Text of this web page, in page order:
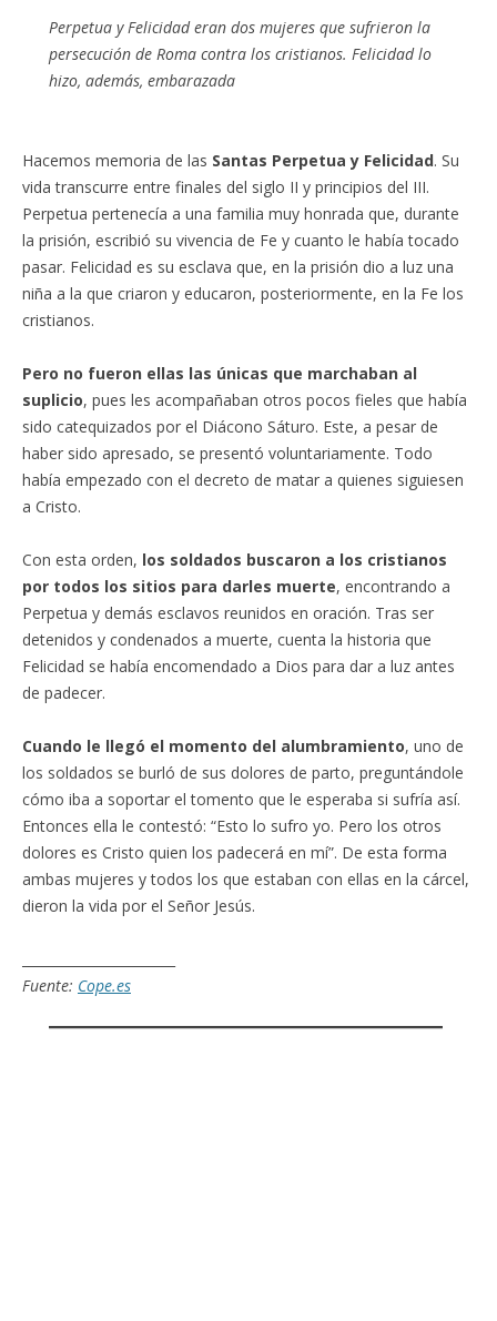
Perpetua y Felicidad eran dos mujeres que sufrieron la
persecución de Roma contra los cristianos. Felicidad lo
hizo, además, embarazada
Hacemos memoria de las Santas Perpetua y Felicidad. Su
vida transcurre entre finales del siglo II y principios del III.
Perpetua pertenecía a una familia muy honrada que, durante
la prisión, escribió su vivencia de Fe y cuanto le había tocado
pasar. Felicidad es su esclava que, en la prisión dio a luz una
niña a la que criaron y educaron, posteriormente, en la Fe los
cristianos.
Pero no fueron ellas las únicas que marchaban al
suplicio, pues les acompañaban otros pocos fieles que había
sido catequizados por el Diácono Sáturo. Este, a pesar de
haber sido apresado, se presentó voluntariamente. Todo
había empezado con el decreto de matar a quienes siguiesen
a Cristo.
Con esta orden, los soldados buscaron a los cristianos
por todos los sitios para darles muerte, encontrando a
Perpetua y demás esclavos reunidos en oración. Tras ser
detenidos y condenados a muerte, cuenta la historia que
Felicidad se había encomendado a Dios para dar a luz antes
de padecer.
Cuando le llegó el momento del alumbramiento, uno de
los soldados se burló de sus dolores de parto, preguntándole
cómo iba a soportar el tomento que le esperaba si sufría así.
Entonces ella le contestó: “Esto lo sufro yo. Pero los otros
dolores es Cristo quien los padecerá en mí”. De esta forma
ambas mujeres y todos los que estaban con ellas en la cárcel,
dieron la vida por el Señor Jesús.
Fuente: Cope.es